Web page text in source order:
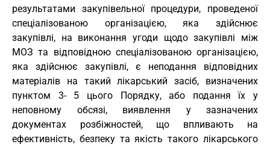
результатами закупівельної процедури, проведеної
спеціалізованою організацією, яка здійснює
закупівлі, на виконання угоди щодо закупівлі між
МОЗ та відповідною спеціалізованою організацією,
яка здійснює закупівлі, є неподання відповідних
матеріалів на такий лікарський засіб, визначених
пунктом 3- 5 цього Порядку, або подання їх у
неповному обсязі, виявлення у зазначених
документах розбіжностей, що впливають на
ефективність, безпеку та якість такого лікарського